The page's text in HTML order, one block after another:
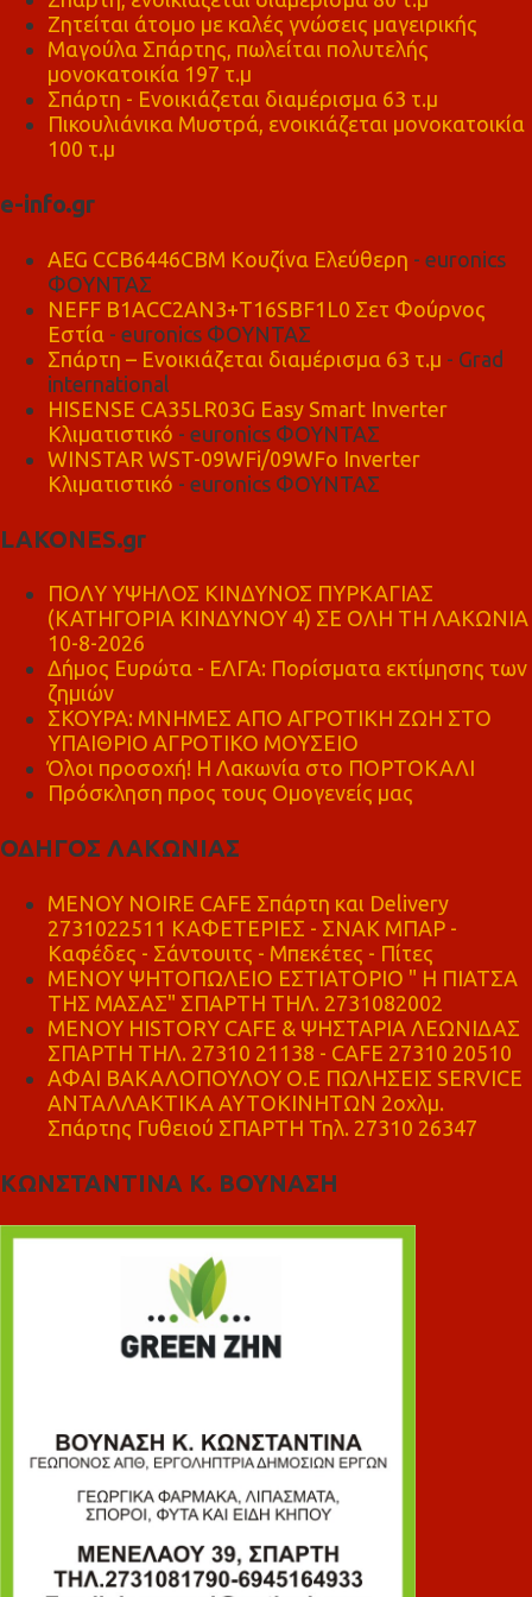
Ζητείται άτομο με καλές γνώσεις μαγειρικής
Μαγούλα Σπάρτης, πωλείται πολυτελής
μονοκατοικία 197 τ.μ
Σπάρτη - Ενοικιάζεται διαμέρισμα 63 τ.μ
Πικουλιάνικα Μυστρά, ενοικιάζεται μονοκατοικία
100 τ.μ
e-info.gr
AEG CCB6446CBM Κουζίνα Ελεύθερη - euronics
ΦΟΥΝΤΑΣ
NEFF B1ACC2AN3+T16SBF1L0 Σετ Φούρνος
Εστία - euronics ΦΟΥΝΤΑΣ
Σπάρτη – Ενοικιάζεται διαμέρισμα 63 τ.μ - Grad
international
HISENSE CA35LR03G Easy Smart Inverter
Κλιματιστικό - euronics ΦΟΥΝΤΑΣ
WINSTAR WST-09WFi/09WFo Inverter
Κλιματιστικό - euronics ΦΟΥΝΤΑΣ
LAKONES.gr
ΠΟΛΥ ΥΨΗΛΟΣ ΚΙΝΔΥΝΟΣ ΠΥΡΚΑΓΙΑΣ
(ΚΑΤΗΓΟΡΙΑ ΚΙΝΔΥΝΟΥ 4) ΣΕ ΟΛΗ ΤΗ ΛΑΚΩΝΙΑ
10-8-2026
Δήμος Ευρώτα - ΕΛΓΑ: Πορίσματα εκτίμησης των
ζημιών
ΣΚΟΥΡΑ: ΜΝΗΜΕΣ ΑΠΟ ΑΓΡΟΤΙΚΗ ΖΩΗ ΣΤΟ
ΥΠΑΙΘΡΙΟ ΑΓΡΟΤΙΚΟ ΜΟΥΣΕΙΟ
Όλοι προσοχή! Η Λακωνία στο ΠΟΡΤΟΚΑΛΙ
Πρόσκληση προς τους Ομογενείς μας
ΟΔΗΓΟΣ ΛΑΚΩΝΙΑΣ
MENOY NOIRE CAFE Σπάρτη και Delivery
2731022511 ΚΑΦΕΤΕΡΙΕΣ - ΣΝΑΚ ΜΠΑΡ -
Καφέδες - Σάντουιτς - Μπεκέτες - Πίτες
ΜΕΝΟΥ ΨΗΤΟΠΩΛΕΙΟ ΕΣΤΙΑΤΟΡΙΟ " Η ΠΙΑΤΣΑ
ΤΗΣ ΜΑΣΑΣ" ΣΠΑΡΤΗ ΤΗΛ. 2731082002
ΜΕΝΟΥ HISTORY CAFE & ΨΗΣΤΑΡΙΑ ΛΕΩΝΙΔΑΣ
ΣΠΑΡΤΗ ΤΗΛ. 27310 21138 - CAFE 27310 20510
ΑΦΑΙ ΒΑΚΑΛΟΠΟΥΛΟΥ Ο.Ε ΠΩΛΗΣΕΙΣ SERVICE
ΑΝΤΑΛΛΑΚΤΙΚΑ ΑΥΤΟΚΙΝΗΤΩΝ 2οχλμ.
Σπάρτης Γυθειού ΣΠΑΡΤΗ Τηλ. 27310 26347
ΚΩΝΣΤΑΝΤΙΝΑ Κ. ΒΟΥΝΑΣΗ